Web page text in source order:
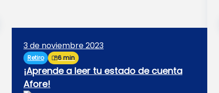
3 de noviembre 2023
Retiro 6 min
¡Aprende a leer tu estado de cuenta
Afore!